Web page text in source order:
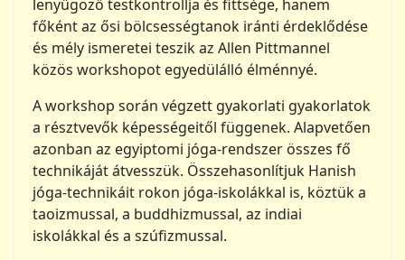
lenyűgöző testkontrollja és fittsége, hanem
főként az ősi bölcsességtanok iránti érdeklődése
és mély ismeretei teszik az Allen Pittmannel
közös workshopot egyedülálló élménnyé.
A workshop során végzett gyakorlati gyakorlatok
a résztvevők képességeitől függenek. Alapvetően
azonban az egyiptomi jóga-rendszer összes fő
technikáját átvesszük. Összehasonlítjuk Hanish
jóga-technikáit rokon jóga-iskolákkal is, köztük a
taoizmussal, a buddhizmussal, az indiai
iskolákkal és a szúfizmussal.